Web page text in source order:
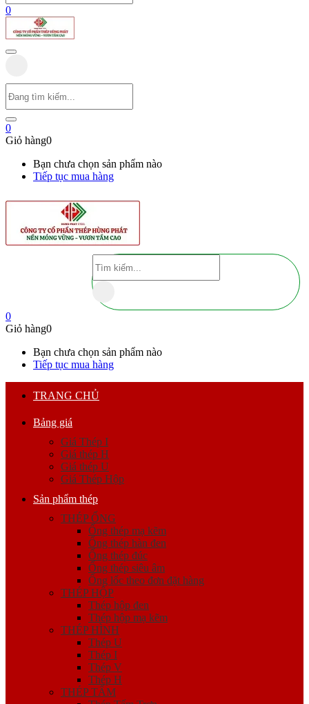
0
0
Giỏ hàng0
Bạn chưa chọn sản phẩm nào
Tiếp tục mua hàng
0
Giỏ hàng0
Bạn chưa chọn sản phẩm nào
Tiếp tục mua hàng
TRANG CHỦ
Bảng giá
Giá Thép I
Giá thép H
Giá thép U
Giá Thép Hộp
Sản phẩm thép
THÉP ỐNG
Ống thép mạ kẽm
Ống thép hàn đen
Ống thép đúc
Ống thép siêu âm
Ống lốc theo đơn đặt hàng
THÉP HỘP
Thép hộp đen
Thép hộp mạ kẽm
THÉP HÌNH
Thép U
Thép I
Thép V
Thép H
THÉP TẤM